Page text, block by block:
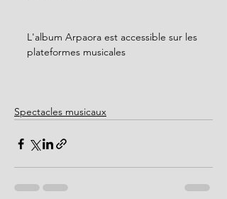
L'album Arpaora est accessible sur les
plateformes musicales
Spectacles musicaux